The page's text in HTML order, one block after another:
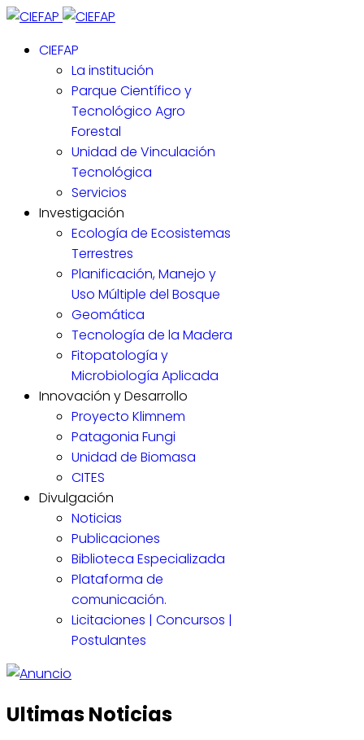
CIEFAP
La institución
Parque Científico y
Tecnológico Agro
Forestal
Unidad de Vinculación
Tecnológica
Servicios
Investigación
Ecología de Ecosistemas
Terrestres
Planificación, Manejo y
Uso Múltiple del Bosque
Geomática
Tecnología de la Madera
Fitopatología y
Microbiología Aplicada
Innovación y Desarrollo
Proyecto Klimnem
Patagonia Fungi
Unidad de Biomasa
CITES
Divulgación
Noticias
Publicaciones
Biblioteca Especializada
Plataforma de
comunicación.
Licitaciones | Concursos |
Postulantes
Ultimas Noticias